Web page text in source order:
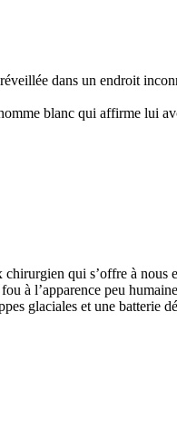
dans un endroit
blanc qui affirme lui
qui s’offre à nous
à l’apparence peu
glaciales et une batterie